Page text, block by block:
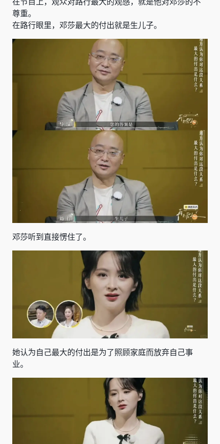
尊重。
在路行眼里， 邓莎最大的付出就是生儿子。
邓莎听到直接愣住了。
她认为自己最大的付出是为了照顾家庭而放弃自己事
业。